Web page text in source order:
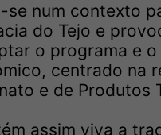
num contexto
do Tejo e
o programa e
centrado na
e de Produtos
assim viva a